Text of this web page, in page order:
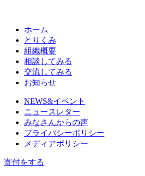
ホーム
とりくみ
組織概要
相談してみる
交流してみる
お知らせ
NEWS&イベント
ニュースレター
みなさんからの声
プライバシーポリシー
メディアポリシー
寄付をする